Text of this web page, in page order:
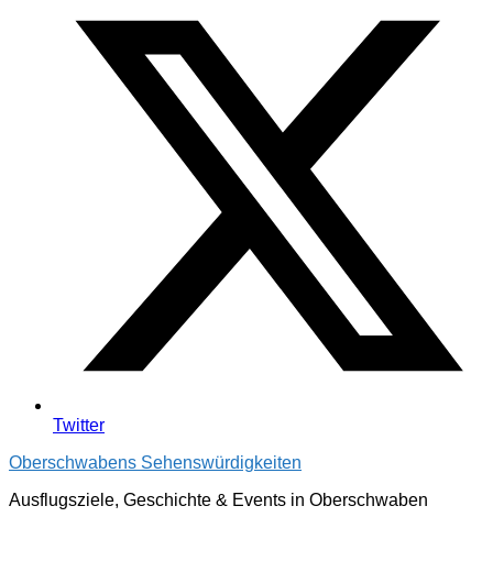
Twitter
Oberschwabens Sehenswürdigkeiten
Ausflugsziele, Geschichte & Events in Oberschwaben